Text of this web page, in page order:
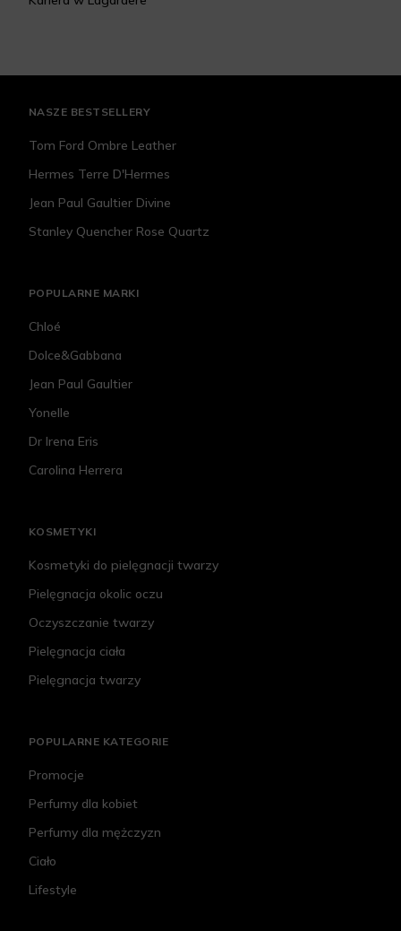
NASZE BESTSELLERY
Tom Ford Ombre Leather
Hermes Terre D'Hermes
Jean Paul Gaultier Divine
Stanley Quencher Rose Quartz
POPULARNE MARKI
Chloé
Dolce&Gabbana
Jean Paul Gaultier
Yonelle
Dr Irena Eris
Carolina Herrera
KOSMETYKI
Kosmetyki do pielęgnacji twarzy
Pielęgnacja okolic oczu
Oczyszczanie twarzy
Pielęgnacja ciała
Pielęgnacja twarzy
POPULARNE KATEGORIE
Promocje
Perfumy dla kobiet
Perfumy dla mężczyzn
Ciało
Lifestyle